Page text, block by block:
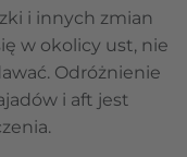
i innych zmian
w okolicy ust, nie
Odróżnienie
i aft jest